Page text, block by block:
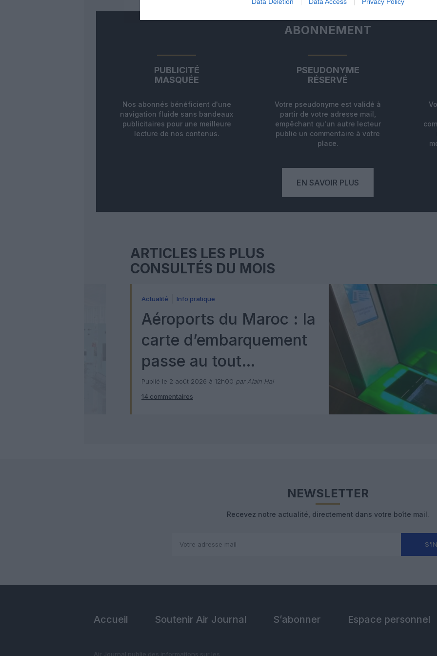
ABONNEMENT
PUBLICITÉ
MASQUÉE
Nos abonnés bénéficient d'une
navigation fluide sans bandeaux
publicitaires pour une meilleure
lecture de nos contenus.
PSEUDONYME
RÉSERVÉ
Votre pseudonyme est validé à
partir de votre adresse mail,
empêchant qu'un autre lecteur
publie un commentaire à votre
place.
EN SAVOIR PLUS
ARTICLES LES PLUS
CONSULTÉS DU MOIS
Actualité Info pratique
Aéroports du Maroc : la
carte d’embarquement
passe au tout
numérique avec Pax
Check
Publié le 2 août 2026 à 12h00 par Alain Hai
14 commentaires
NEWSLETTER
Recevez notre actualité, directement dans votre boîte mail.
Accueil Soutenir Air Journal S’abonner Espace personnel